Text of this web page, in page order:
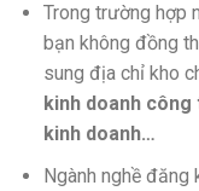
Trong trường hợp
bạn không đồng
sung địa chỉ kho
kinh doanh
kinh doanh…
Ngành nghề đăng